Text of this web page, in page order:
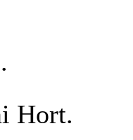
Hort.